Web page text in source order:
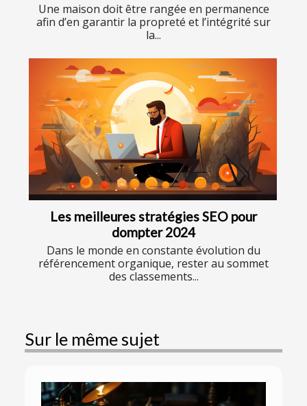
Une maison doit être rangée en permanence
afin d’en garantir la propreté et l’intégrité sur
la...
Les meilleures stratégies SEO pour
dompter 2024
Dans le monde en constante évolution du
référencement organique, rester au sommet
des classements...
Sur le même sujet